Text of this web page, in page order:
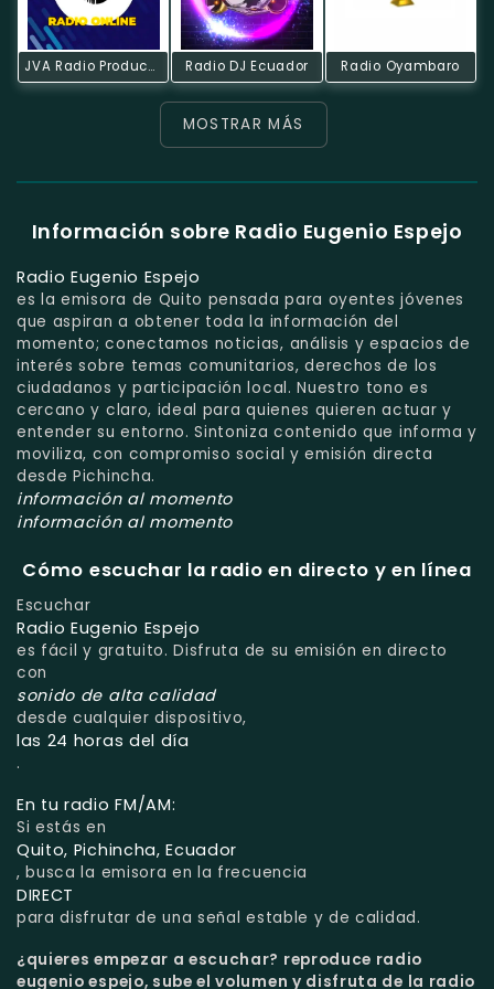
JVA Radio Producciones Online Radio DJ Ecuador Radio Oyambaro
MOSTRAR MÁS
Información sobre Radio Eugenio Espejo
Radio Eugenio Espejo
es la emisora de Quito pensada para oyentes jóvenes
que aspiran a obtener toda la información del
momento; conectamos noticias, análisis y espacios de
interés sobre temas comunitarios, derechos de los
ciudadanos y participación local. Nuestro tono es
cercano y claro, ideal para quienes quieren actuar y
entender su entorno. Sintoniza contenido que informa y
moviliza, con compromiso social y emisión directa
desde Pichincha.
información al momento
información al momento
Cómo escuchar la radio en directo y en línea
Escuchar
Radio Eugenio Espejo
es fácil y gratuito. Disfruta de su emisión en directo
con
sonido de alta calidad
desde cualquier dispositivo,
las 24 horas del día
.
En tu radio FM/AM:
Si estás en
Quito, Pichincha, Ecuador
, busca la emisora en la frecuencia
DIRECT
para disfrutar de una señal estable y de calidad.
¿quieres empezar a escuchar? reproduce radio
eugenio espejo, sube el volumen y disfruta de la radio